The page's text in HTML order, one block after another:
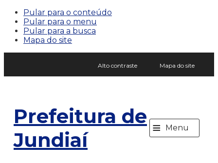
Pular para o conteúdo
Pular para o menu
Pular para a busca
Mapa do site
Alto contraste Mapa do site
Prefeitura de
Jundiaí
≡ Menu